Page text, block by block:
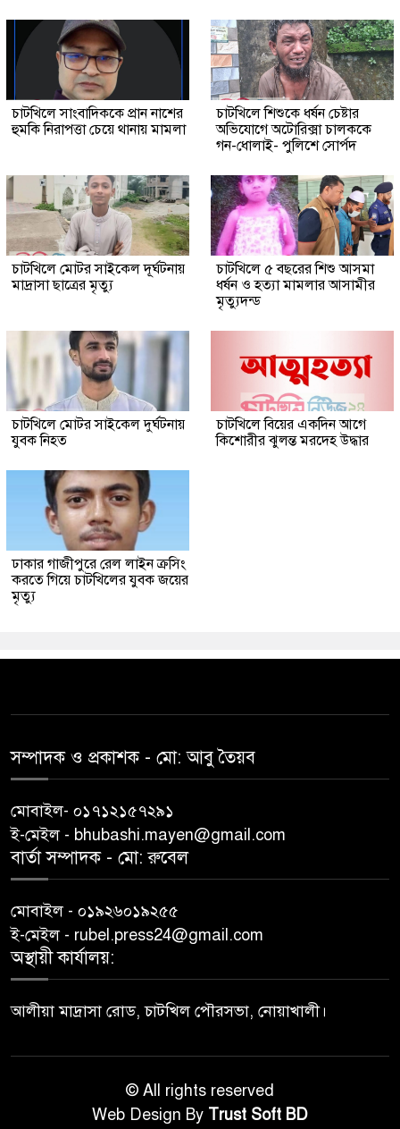
চাটখিলে সাংবাদিককে প্রান নাশের
হুমকি নিরাপত্তা চেয়ে থানায় মামলা
চাটখিলে শিশুকে ধর্ষন চেষ্টার
অভিযোগে অটোরিক্সা চালককে
গন-ধোলাই- পুলিশে সোর্পদ
চাটখিলে মোটর সাইকেল দূর্ঘটনায়
মাদ্রাসা ছাত্রের মৃত্যু
চাটখিলে ৫ বছরের শিশু আসমা
ধর্ষন ও হত্যা মামলার আসামীর
মৃত্যুদন্ড
চাটখিলে মোটর সাইকেল দুর্ঘটনায়
যুবক নিহত
চাটখিলে বিয়ের একদিন আগে
কিশোরীর ঝুলন্ত মরদেহ উদ্ধার
ঢাকার গাজীপুরে রেল লাইন ক্রসিং
করতে গিয়ে চাটখিলের যুবক জয়ের
মৃত্যু
সম্পাদক ও প্রকাশক -‌ মো: আবু‌ তৈয়ব
মোবাইল- ০১৭১২১৫৭২৯১
ই-মেইল - bhubashi.mayen@gmail.com
বার্তা সম্পাদক - মো: রু‌বেল
মোবাইল - ০১৯২৬০১৯২৫৫
ই-মেইল - rubel.press24@gmail.com
অস্থায়ী কার্যালয়:
আলীয়া মাদ্রাসা রোড, চাটখিল পৌরসভা, নোয়াখালী।
© All rights reserved
Web Design By Trust Soft BD